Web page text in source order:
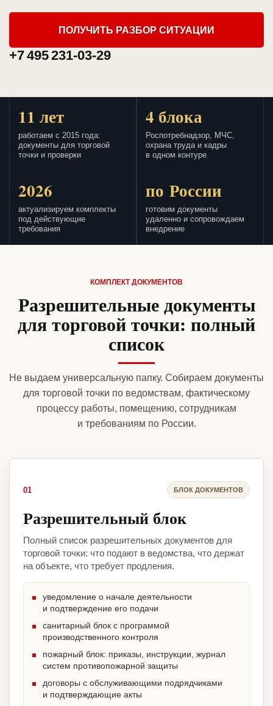
ПОЛУЧИТЬ РАЗБОР СИТУАЦИИ
+7 495 231-03-29
11 лет
работаем с 2015 года:
документы для торговой
точки и проверки
4 блока
Роспотребнадзор, МЧС,
охрана труда и кадры
в одном контуре
2026
актуализируем комплекты
под действующие
требования
по России
готовим документы
удаленно и сопровождаем
внедрение
КОМПЛЕКТ ДОКУМЕНТОВ
Разрешительные документы
для торговой точки: полный
список
Не выдаем универсальную папку. Собираем документы
для торговой точки по ведомствам, фактическому
процессу работы, помещению, сотрудникам
и требованиям по России.
01 БЛОК ДОКУМЕНТОВ
Разрешительный блок
Полный список разрешительных документов для
торговой точки: что подают в ведомства, что держат
на объекте, что требует продления.
уведомление о начале деятельности
и подтверждение его подачи
санитарный блок с программой
производственного контроля
пожарный блок: приказы, инструкции, журнал
систем противопожарной защиты
договоры с обслуживающими подрядчиками
и подтверждающие акты